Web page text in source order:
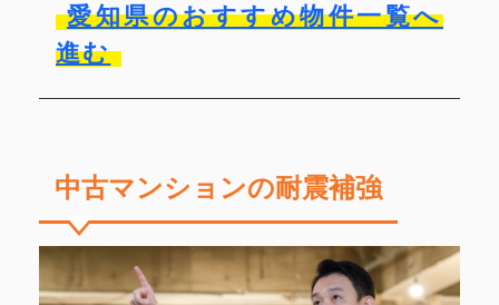
愛知県のおすすめ物件一覧へ
進む
中古マンションの耐震補強